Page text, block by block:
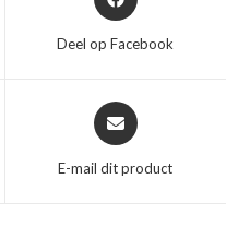
in
nieuw
Deel op Facebook
Opent
in
nieuw
E-mail dit product